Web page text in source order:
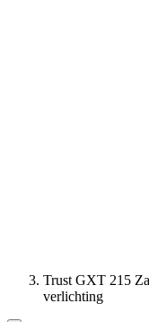
Trust GXT 215
verlichting